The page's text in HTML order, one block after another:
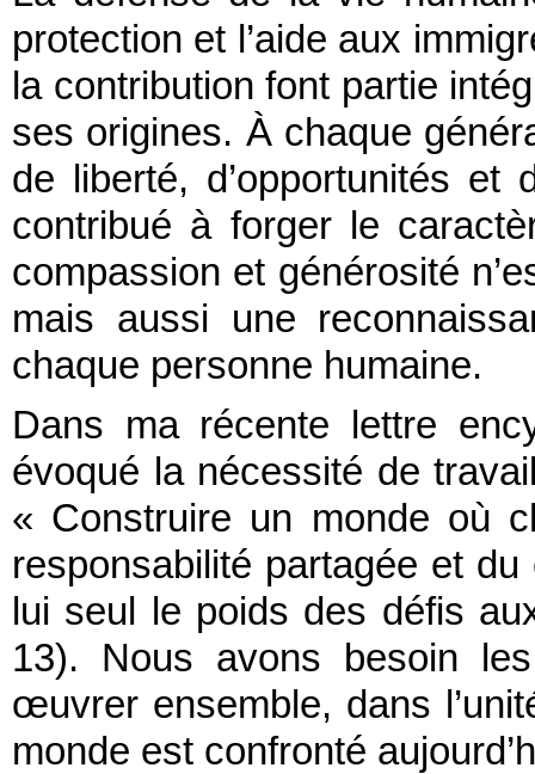
protection et l’aide aux
la contribution font partie
ses origines. À chaque
de liberté, d’opportunités
contribué à forger le
compassion et générosité
mais aussi une
chaque personne humaine.
Dans ma récente lettre
évoqué la nécessité de
« Construire un monde où
responsabilité partagée et
lui seul le poids des défis
13). Nous avons besoin
œuvrer ensemble, dans
monde est confronté